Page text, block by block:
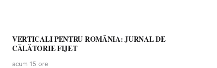
VERTICALI PENTRU ROMÂNIA: JURNAL DE
CĂLĂTORIE FIJET
acum 15 ore